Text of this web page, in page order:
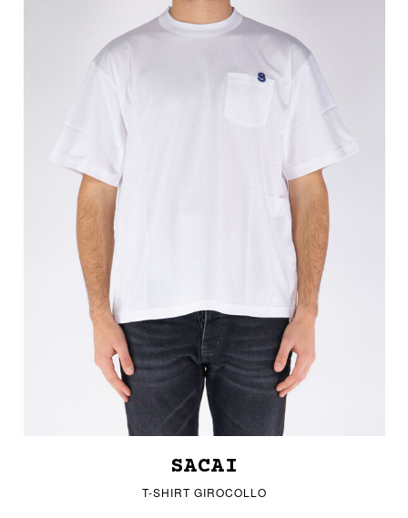
SACAI
T-SHIRT GIROCOLLO